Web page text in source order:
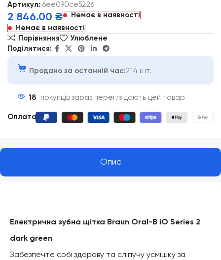
Артикул: 6ee090ce5226
2 846.00 ₴
Немає в наявності
Немає в наявності
Порівняння
Улюблене
Поділитися:
Продано за останній час:214 шт.
18 покупців зараз переглядають цей товар
Оплата
Опис
Електрична зубна щітка Braun Oral-B iO Series 2
dark green
Забезпечте собі здорову та сліпучу усмішку за